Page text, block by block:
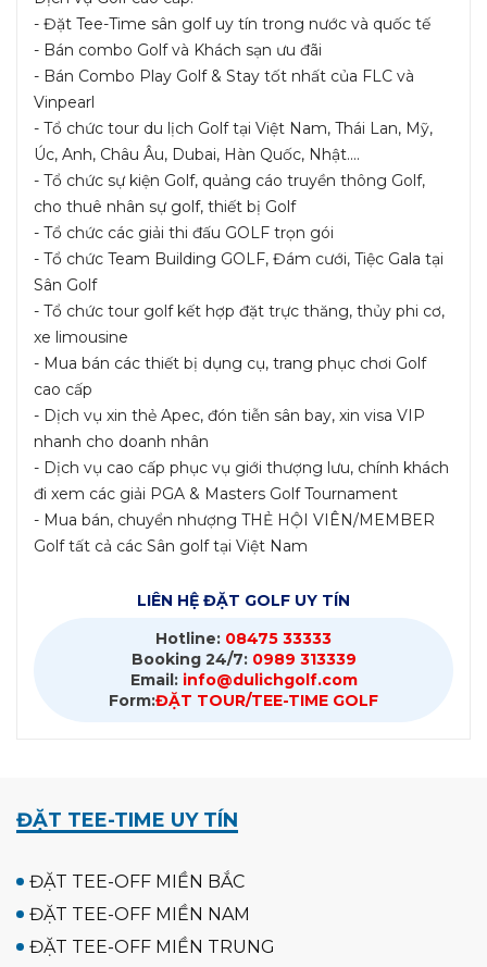
- Đặt Tee-Time sân golf uy tín trong nước và quốc tế
- Bán combo Golf và Khách sạn ưu đãi
- Bán Combo Play Golf & Stay tốt nhất của FLC và
Vinpearl
- Tổ chức tour du lịch Golf tại Việt Nam, Thái Lan, Mỹ,
Úc, Anh, Châu Âu, Dubai, Hàn Quốc, Nhật....
- Tổ chức sự kiện Golf, quảng cáo truyền thông Golf,
cho thuê nhân sự golf, thiết bị Golf
- Tổ chức các giải thi đấu GOLF trọn gói
- Tổ chức Team Building GOLF, Đám cưới, Tiệc Gala tại
Sân Golf
- Tổ chức tour golf kết hợp đặt trực thăng, thủy phi cơ,
xe limousine
- Mua bán các thiết bị dụng cụ, trang phục chơi Golf
cao cấp
- Dịch vụ xin thẻ Apec, đón tiễn sân bay, xin visa VIP
nhanh cho doanh nhân
- Dịch vụ cao cấp phục vụ giới thượng lưu, chính khách
đi xem các giải PGA & Masters Golf Tournament
- Mua bán, chuyển nhượng THẺ HỘI VIÊN/MEMBER
Golf tất cả các Sân golf tại Việt Nam
LIÊN HỆ ĐẶT GOLF UY TÍN
Hotline: 08475 33333
Booking 24/7:0989 313339
Email: info@dulichgolf.com
Form:ĐẶT TOUR/TEE-TIME GOLF
ĐẶT TEE-TIME UY TÍN
ĐẶT TEE-OFF MIỀN BẮC
ĐẶT TEE-OFF MIỀN NAM
ĐẶT TEE-OFF MIỀN TRUNG